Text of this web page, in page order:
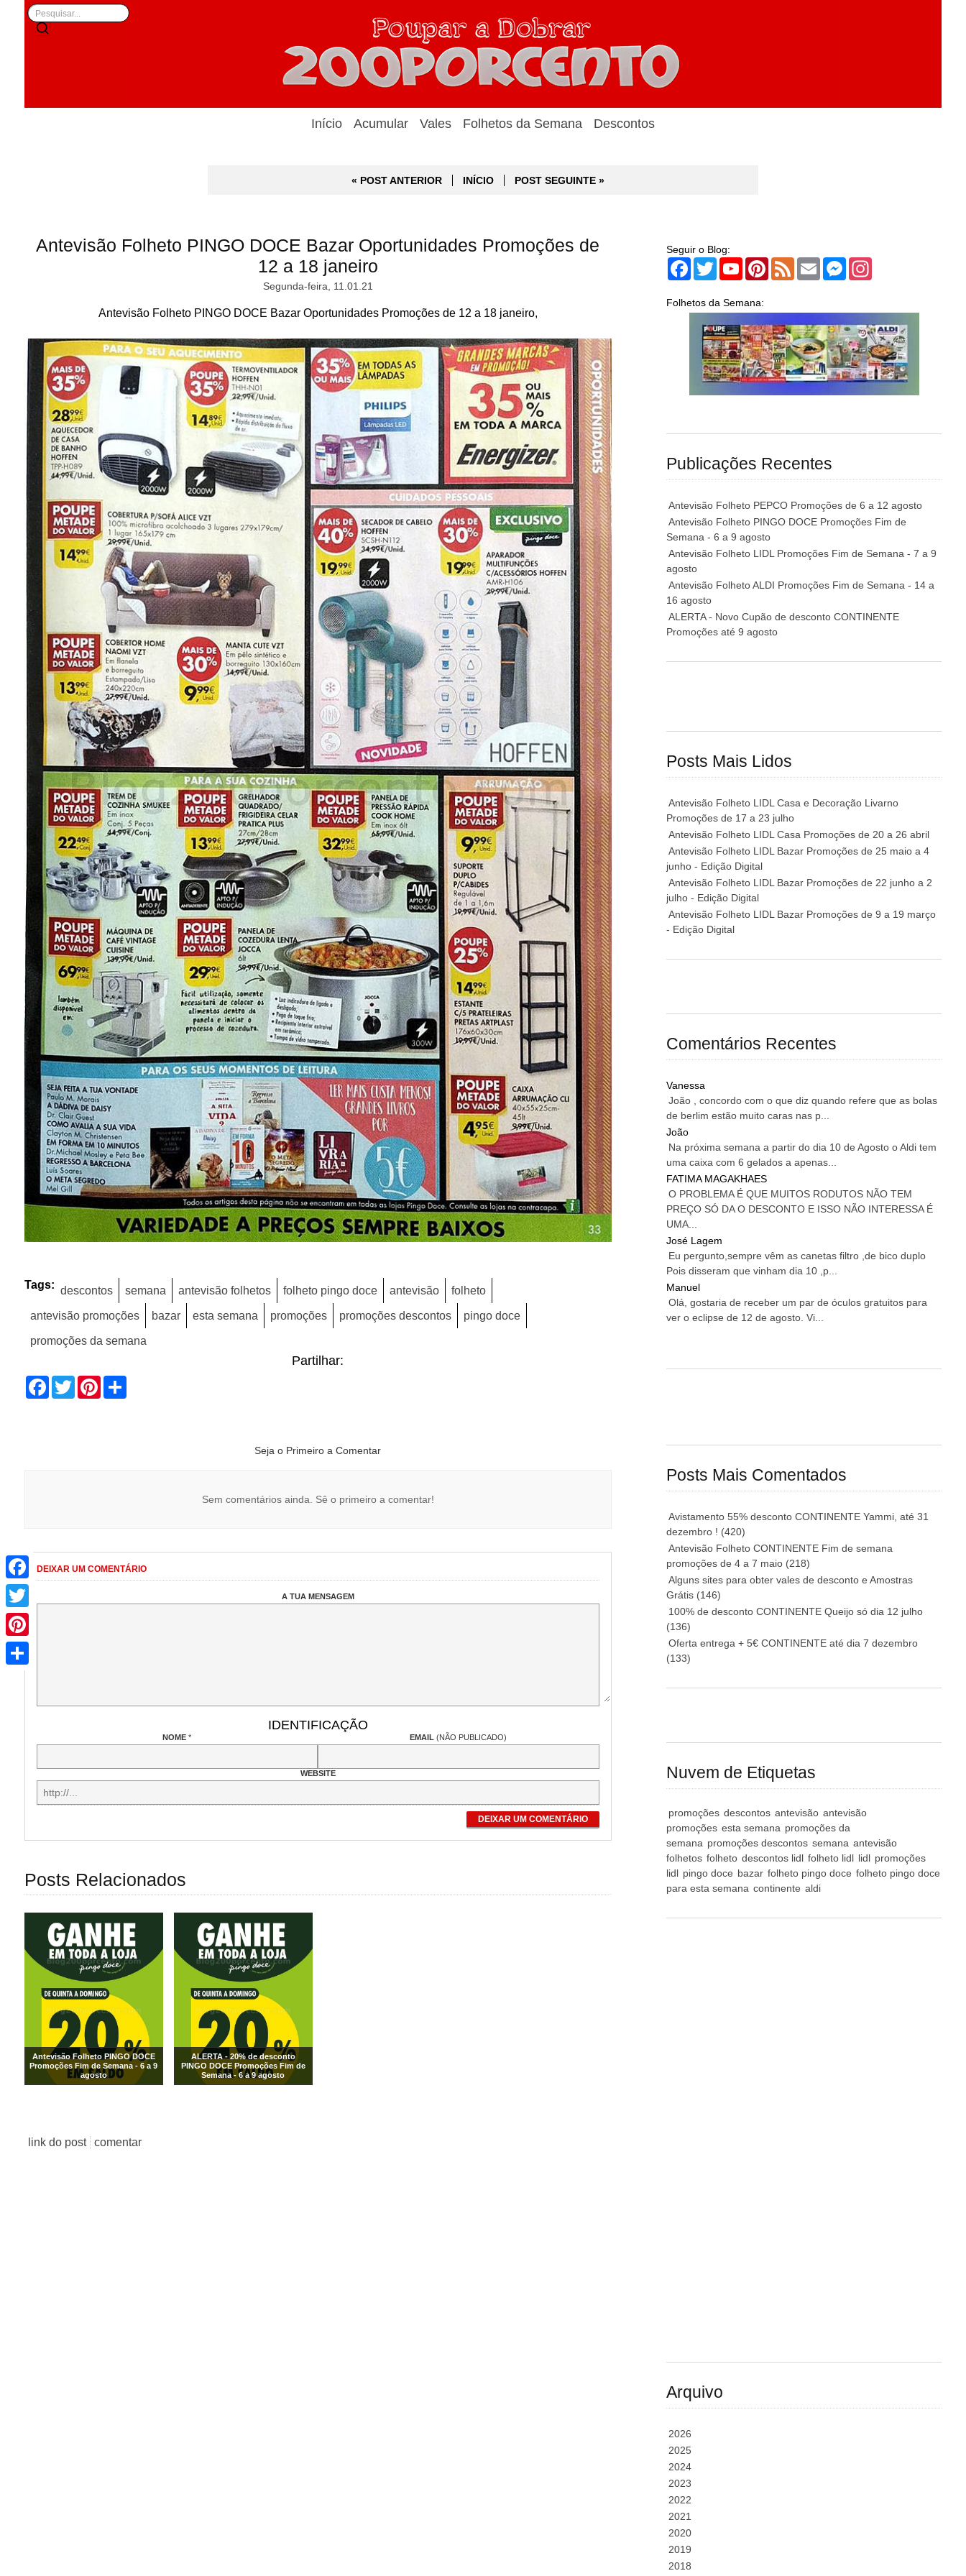
Início Acumular Vales Folhetos da Semana Descontos
« POST ANTERIOR INÍCIO POST SEGUINTE »
Antevisão Folheto PINGO DOCE Bazar Oportunidades Promoções de
12 a 18 janeiro
Segunda-feira, 11.01.21
Antevisão Folheto PINGO DOCE Bazar Oportunidades Promoções de 12 a 18 janeiro,
Tags: descontos semana antevisão folhetos folheto pingo doce antevisão
folheto
antevisão promoções
bazar esta semana promoções promoções descontos
pingo doce
promoções da semana
Partilhar:
Facebook
TwitterPinterest
Share
Seja o Primeiro a Comentar
Sem comentários ainda. Sê o primeiro a comentar!
DEIXAR UM COMENTÁRIO
A TUA MENSAGEM
IDENTIFICAÇÃO
NOME* EMAIL(NÃO PUBLICADO)
WEBSITE
DEIXAR UM COMENTÁRIO
Posts Relacionados
Antevisão Folheto PINGO DOCE
Promoções Fim de Semana - 6 a 9
agosto
ALERTA - 20% de desconto
PINGO DOCE Promoções Fim de
Semana - 6 a 9 agosto
link do post comentar
Seguir o Blog:
Facebook
TwitterYouTubePinterest
Feed Email Messenger
Folhetos da Semana:
Publicações Recentes
Antevisão Folheto PEPCO Promoções de 6 a 12 agosto
Antevisão Folheto PINGO DOCE Promoções Fim de
Semana - 6 a 9 agosto
Antevisão Folheto LIDL Promoções Fim de Semana - 7 a 9
agosto
Antevisão Folheto ALDI Promoções Fim de Semana - 14 a
16 agosto
ALERTA - Novo Cupão de desconto CONTINENTE
Promoções até 9 agosto
Posts Mais Lidos
Antevisão Folheto LIDL Casa e Decoração Livarno
Promoções de 17 a 23 julho
Antevisão Folheto LIDL Casa Promoções de 20 a 26 abril
Antevisão Folheto LIDL Bazar Promoções de 25 maio a 4
junho - Edição Digital
Antevisão Folheto LIDL Bazar Promoções de 22 junho a 2
julho - Edição Digital
Antevisão Folheto LIDL Bazar Promoções de 9 a 19 março
- Edição Digital
Comentários Recentes
Vanessa
João , concordo com o que diz quando refere que as bolas
de berlim estão muito caras nas p...
João
Na próxima semana a partir do dia 10 de Agosto o Aldi tem
uma caixa com 6 gelados a apenas...
FATIMA MAGAKHAES
O PROBLEMA É QUE MUITOS RODUTOS NÃO TEM
PREÇO SÓ DA O DESCONTO E ISSO NÃO INTERESSA É
UMA...
José Lagem
Eu pergunto,sempre vêm as canetas filtro ,de bico duplo
Pois disseram que vinham dia 10 ,p...
Manuel
Olá, gostaria de receber um par de óculos gratuitos para
ver o eclipse de 12 de agosto. Vi...
Posts Mais Comentados
Avistamento 55% desconto CONTINENTE Yammi, até 31
dezembro ! (420)
Antevisão Folheto CONTINENTE Fim de semana
promoções de 4 a 7 maio (218)
Alguns sites para obter vales de desconto e Amostras
Grátis (146)
100% de desconto CONTINENTE Queijo só dia 12 julho
(136)
Oferta entrega + 5€ CONTINENTE até dia 7 dezembro
(133)
Nuvem de Etiquetas
promoções descontos antevisão antevisão
promoções esta semana promoções da
semana promoções descontos semana antevisão
folhetos folheto descontos lidl folheto lidl lidl promoções
lidl pingo doce bazar folheto pingo doce folheto pingo doce
para esta semana continente aldi
Arquivo
2026
2025
2024
2023
2022
2021
2020
2019
2018